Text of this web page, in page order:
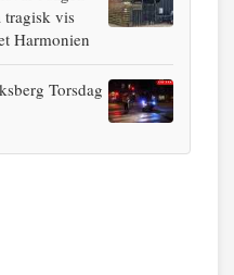
tragisk vis
Harmonien
Torsdag